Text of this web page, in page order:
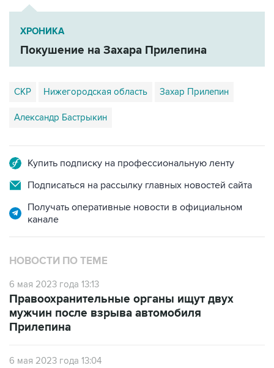
ХРОНИКА
Покушение на Захара Прилепина
СКР Нижегородская область Захар Прилепин
Александр Бастрыкин
Купить подписку на профессиональную ленту
Подписаться на рассылку главных новостей сайта
Получать оперативные новости в официальном
канале
НОВОСТИ ПО ТЕМЕ
6 мая 2023 года 13:13
Правоохранительные органы ищут двух
мужчин после взрыва автомобиля
Прилепина
6 мая 2023 года 13:04